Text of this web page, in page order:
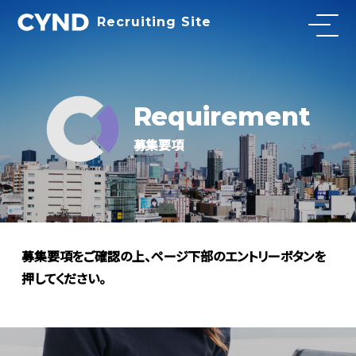
Recruiting Site
Requirement
募集要項
募集要項をご確認の上、ページ下部のエントリーボタンを
押してください。